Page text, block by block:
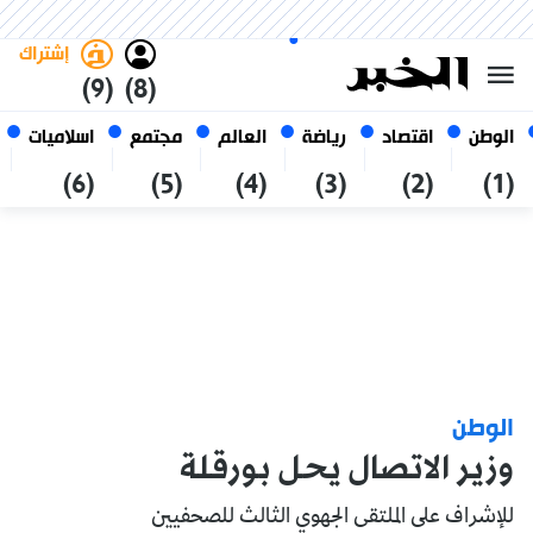
الوطن
(1)
اقتصاد
(2)
رياضة
(3)
العالم
(4)
مجتمع
(5)
اسلاميات
(6)
(8)
إشتراك
(9)
أغسطس 2026
الجزائر
الوطن
وزير الاتصال يحل بورقلة
للإشراف على الملتقى الجهوي الثالث للصحفيين